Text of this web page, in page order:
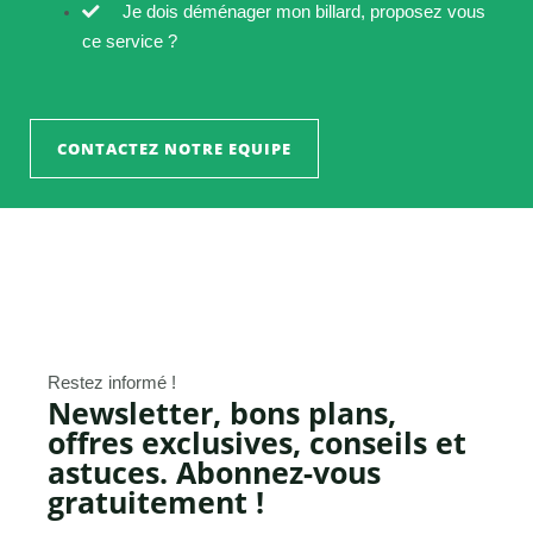
Je dois déménager mon billard, proposez vous
ce service ?
CONTACTEZ NOTRE EQUIPE
Restez informé !
Newsletter, bons plans,
offres exclusives, conseils et
astuces. Abonnez-vous
gratuitement !